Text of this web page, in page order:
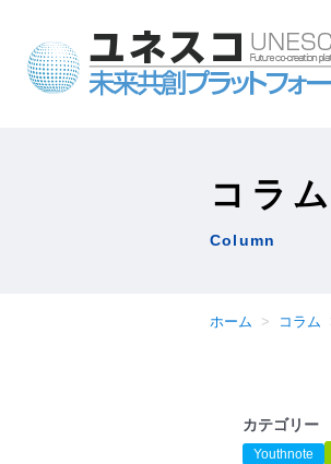
コラム
Column
ホーム コラム
カテゴリー
Youthnote